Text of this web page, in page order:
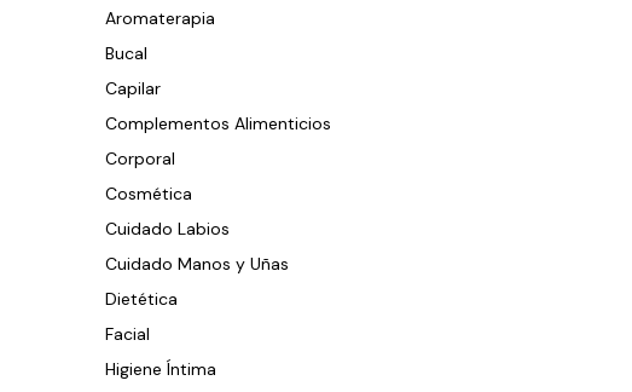
Aromaterapia
Bucal
Capilar
Complementos Alimenticios
Corporal
Cosmética
Cuidado Labios
Cuidado Manos y Uñas
Dietética
Facial
Higiene Íntima